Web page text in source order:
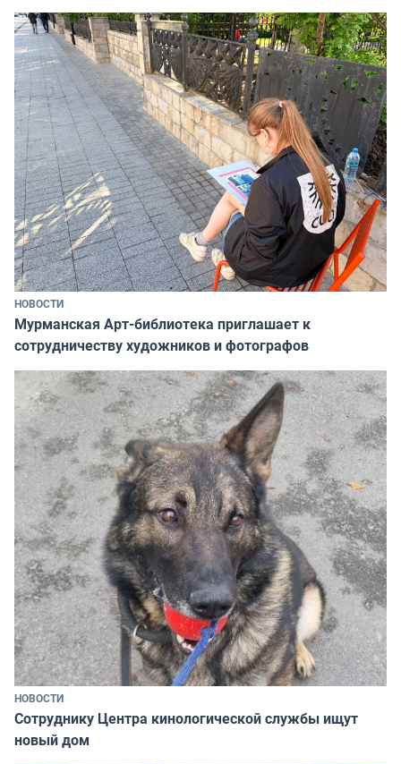
НОВОСТИ
Мурманская Арт-библиотека приглашает к
сотрудничеству художников и фотографов
НОВОСТИ
Сотруднику Центра кинологической службы ищут
новый дом